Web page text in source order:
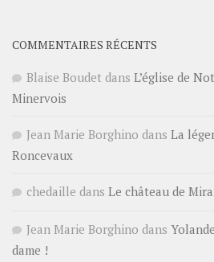
COMMENTAIRES RÉCENTS
Blaise Boudet dans L’église de
Minervois
Jean Marie Borghino dans La
Roncevaux
chedaille dans Le château de
Jean Marie Borghino dans
dame !